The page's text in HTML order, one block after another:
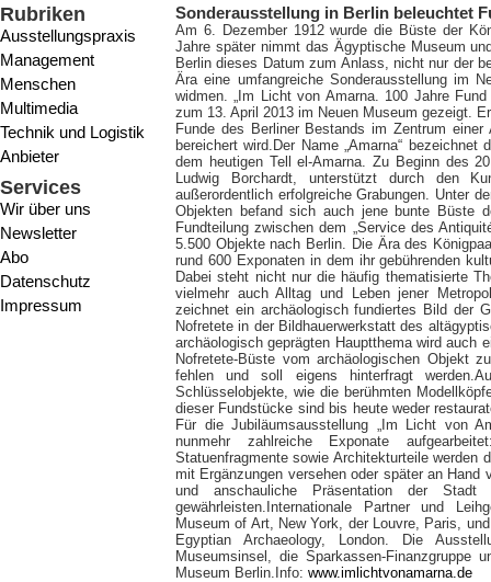
Rubriken
Ausstellungspraxis
Management
Menschen
Multimedia
Technik und Logistik
Anbieter
Services
Wir über uns
Newsletter
Abo
Datenschutz
Impressum
Sonderausstellung in Berlin beleuchtet
Am 6. Dezember 1912 wurde die Büste der
Jahre später nimmt das Ägyptische Museum
Berlin dieses Datum zum Anlass, nicht nur der
Ära eine umfangreiche Sonderausstellung im
widmen. „Im Licht von Amarna. 100 Jahre
zum 13. April 2013 im Neuen Museum gezeigt.
Funde des Berliner Bestands im Zentrum
bereichert wird. Der Name „Amarna“
dem heutigen Tell el-Amarna. Zu Beginn des
Ludwig Borchardt, unterstützt durch den
außerordentlich erfolgreiche Grabungen. Unter
Objekten befand sich auch jene bunte Büste
Fundteilung zwischen dem „Service des
5.500 Objekte nach Berlin. Die Ära des
rund 600 Exponaten in dem ihr gebührenden
Dabei steht nicht nur die häufig thematisierte
vielmehr auch Alltag und Leben jener
zeichnet ein archäologisch fundiertes Bild der
Nofretete in der Bildhauerwerkstatt des
archäologisch geprägten Hauptthema wird auch
Nofretete-Büste vom archäologischen Objekt
fehlen und soll eigens hinterfragt
Schlüsselobjekte, wie die berühmten
dieser Fundstücke sind bis heute weder
Für die Jubiläumsausstellung „Im Licht von
nunmehr zahlreiche Exponate
Statuenfragmente sowie Architekturteile werden
mit Ergänzungen versehen oder später an Hand
und anschauliche Präsentation der
gewährleisten.Internationale Partner und
Museum of Art, New York, der Louvre, Paris,
Egyptian Archaeology, London. Die
Museumsinsel, die Sparkassen-Finanzgruppe
Museum Berlin.Info: www.imlichtvonamarna.de